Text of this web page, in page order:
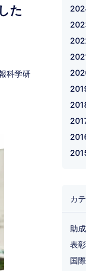
た
科学研
カ
助
表
国